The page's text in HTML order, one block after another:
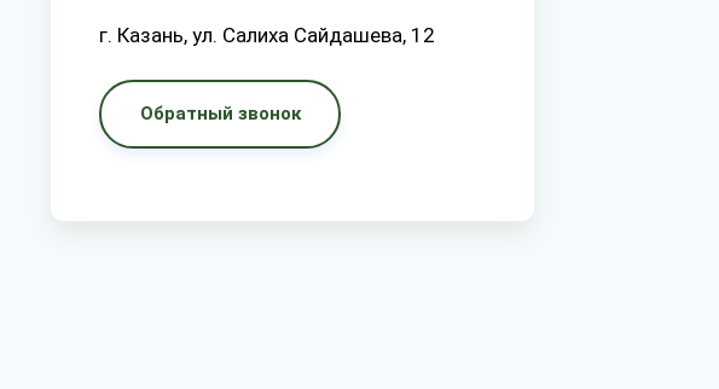
г. Казань, ул. Салиха Сайдашева, 12
Обратный звонок